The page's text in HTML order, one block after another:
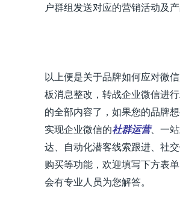
户群组发送对应的营销活动及产
以上便是关于品牌如何应对微
板消息整改，转战企业微信进
的全部内容了，如果您的品牌
实现企业微信的社群运营、一
达、自动化潜客线索跟进、社
购买等功能，欢迎填写下方表
会有专业人员为您解答。